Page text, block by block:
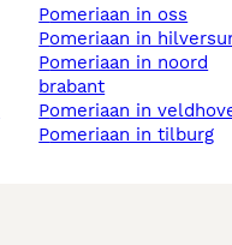
pomeriaan in oss
pomeriaan in
pomeriaan in noord
brabant
pomeriaan in
pomeriaan in tilburg